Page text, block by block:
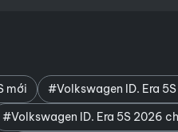
mới
#Volkswagen ID. Era
#Volkswagen ID. Era 5S 2026